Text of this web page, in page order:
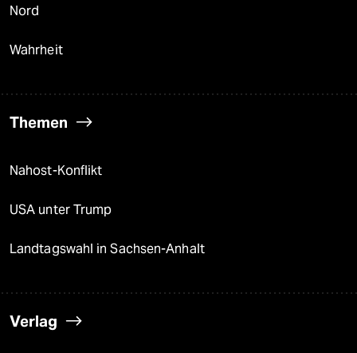
Nord
Wahrheit
Themen
Nahost-Konflikt
USA unter Trump
Landtagswahl in Sachsen-Anhalt
Verlag